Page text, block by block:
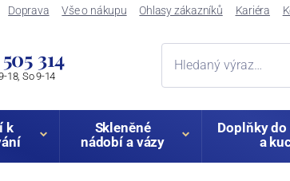
Doprava Vše o nákupu Ohlasy zákazníků Kariéra
314
18, So 9-14
k
Skleněné
nádobí a vázy
Doplňky
a